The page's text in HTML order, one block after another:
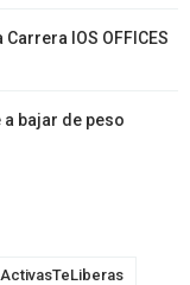
IOS OFFICES
bajar de peso